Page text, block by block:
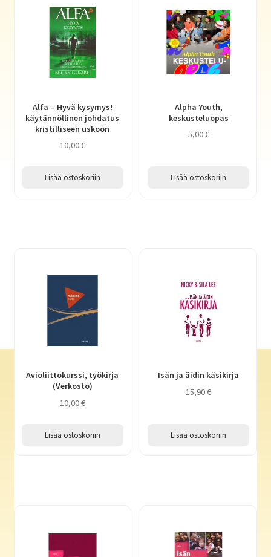
Alfa – Hyvä kysymys!
käytännöllinen johdatus
kristilliseen uskoon
10,00€
Lisää ostoskoriin
Alpha Youth,
keskusteluopas
5,00€
Lisää ostoskoriin
Avioliittokurssi, työkirja
(Verkosto)
10,00€
Lisää ostoskoriin
Isän ja äidin käsikirja
15,90€
Lisää ostoskoriin